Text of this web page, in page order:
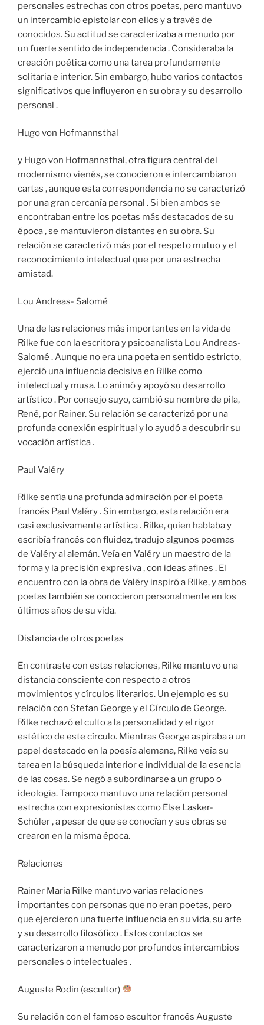
personales estrechas con otros poetas, pero mantuvo
un intercambio epistolar con ellos y a través de
conocidos. Su actitud se caracterizaba a menudo por
un fuerte sentido de independencia . Consideraba la
creación poética como una tarea profundamente
solitaria e interior. Sin embargo, hubo varios contactos
significativos que influyeron en su obra y su desarrollo
personal .
Hugo von Hofmannsthal
y Hugo von Hofmannsthal, otra figura central del
modernismo vienés, se conocieron e intercambiaron
cartas , aunque esta correspondencia no se caracterizó
por una gran cercanía personal . Si bien ambos se
encontraban entre los poetas más destacados de su
época , se mantuvieron distantes en su obra. Su
relación se caracterizó más por el respeto mutuo y el
reconocimiento intelectual que por una estrecha
amistad.
Lou Andreas- Salomé
Una de las relaciones más importantes en la vida de
Rilke fue con la escritora y psicoanalista Lou Andreas-
Salomé . Aunque no era una poeta en sentido estricto,
ejerció una influencia decisiva en Rilke como
intelectual y musa. Lo animó y apoyó su desarrollo
artístico . Por consejo suyo, cambió su nombre de pila,
René, por Rainer. Su relación se caracterizó por una
profunda conexión espiritual y lo ayudó a descubrir su
vocación artística .
Paul Valéry
Rilke sentía una profunda admiración por el poeta
francés Paul Valéry . Sin embargo, esta relación era
casi exclusivamente artística . Rilke, quien hablaba y
escribía francés con fluidez, tradujo algunos poemas
de Valéry al alemán. Veía en Valéry un maestro de la
forma y la precisión expresiva , con ideas afines . El
encuentro con la obra de Valéry inspiró a Rilke, y ambos
poetas también se conocieron personalmente en los
últimos años de su vida.
Distancia de otros poetas
En contraste con estas relaciones, Rilke mantuvo una
distancia consciente con respecto a otros
movimientos y círculos literarios. Un ejemplo es su
relación con Stefan George y el Círculo de George.
Rilke rechazó el culto a la personalidad y el rigor
estético de este círculo. Mientras George aspiraba a un
papel destacado en la poesía alemana, Rilke veía su
tarea en la búsqueda interior e individual de la esencia
de las cosas. Se negó a subordinarse a un grupo o
ideología. Tampoco mantuvo una relación personal
estrecha con expresionistas como Else Lasker-
Schüler , a pesar de que se conocían y sus obras se
crearon en la misma época.
Relaciones
Rainer Maria Rilke mantuvo varias relaciones
importantes con personas que no eran poetas, pero
que ejercieron una fuerte influencia en su vida, su arte
y su desarrollo filosófico . Estos contactos se
caracterizaron a menudo por profundos intercambios
personales o intelectuales .
Auguste Rodin (escultor)
Su relación con el famoso escultor francés Auguste